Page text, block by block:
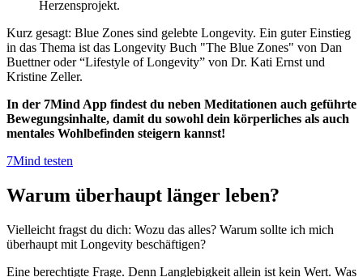
Herzensprojekt.
Kurz gesagt: Blue Zones sind gelebte Longevity. Ein guter Einstieg
in das Thema ist das Longevity Buch "The Blue Zones" von Dan
Buettner oder “Lifestyle of Longevity” von Dr. Kati Ernst und
Kristine Zeller.
In der 7Mind App findest du neben Meditationen auch geführte
Bewegungsinhalte, damit du sowohl dein körperliches als auch
mentales Wohlbefinden steigern kannst!
7Mind testen
Warum überhaupt länger leben?
Vielleicht fragst du dich: Wozu das alles? Warum sollte ich mich
überhaupt mit Longevity beschäftigen?
Eine berechtigte Frage. Denn Langlebigkeit allein ist kein Wert. Was